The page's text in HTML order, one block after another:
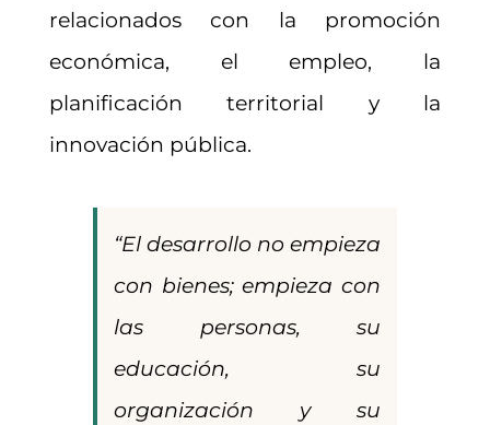
relacionados con la promoción
económica, el empleo, la
planificación territorial y la
innovación pública.
“El desarrollo no empieza
con bienes; empieza con
las personas, su
educación, su
organización y su